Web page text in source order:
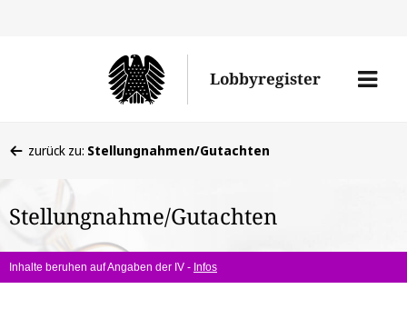
Lobbyregister
Menü
befinden
hier:
zurück zu: Stellungnahmen/Gutachten
Stellungnahme/Gutachten
Inhalte beruhen auf Angaben der IV - Infos